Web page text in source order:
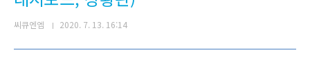
씨큐엔엠 2020. 7. 13. 16:14